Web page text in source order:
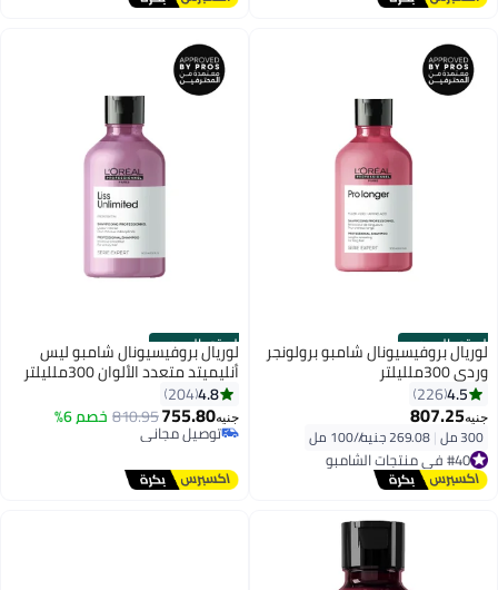
الستور الرسمي
لوريال بروفيسيونال شامبو برولونجر
وردي 300ملليلتر
4.5
226
جنيه807.25
300 مل | #40 في منتجات الشامبو
توصيل مجاني
#40 في منتجات الشامبو
الستور الرسمي
لوريال بروفيسيونال شامبو ليس
أنليميتد متعدد الألوان 300ملليلتر
4.8
204
جنيه755.80
810.95خصم 6%
توصيل مجاني
توصيل مجاني